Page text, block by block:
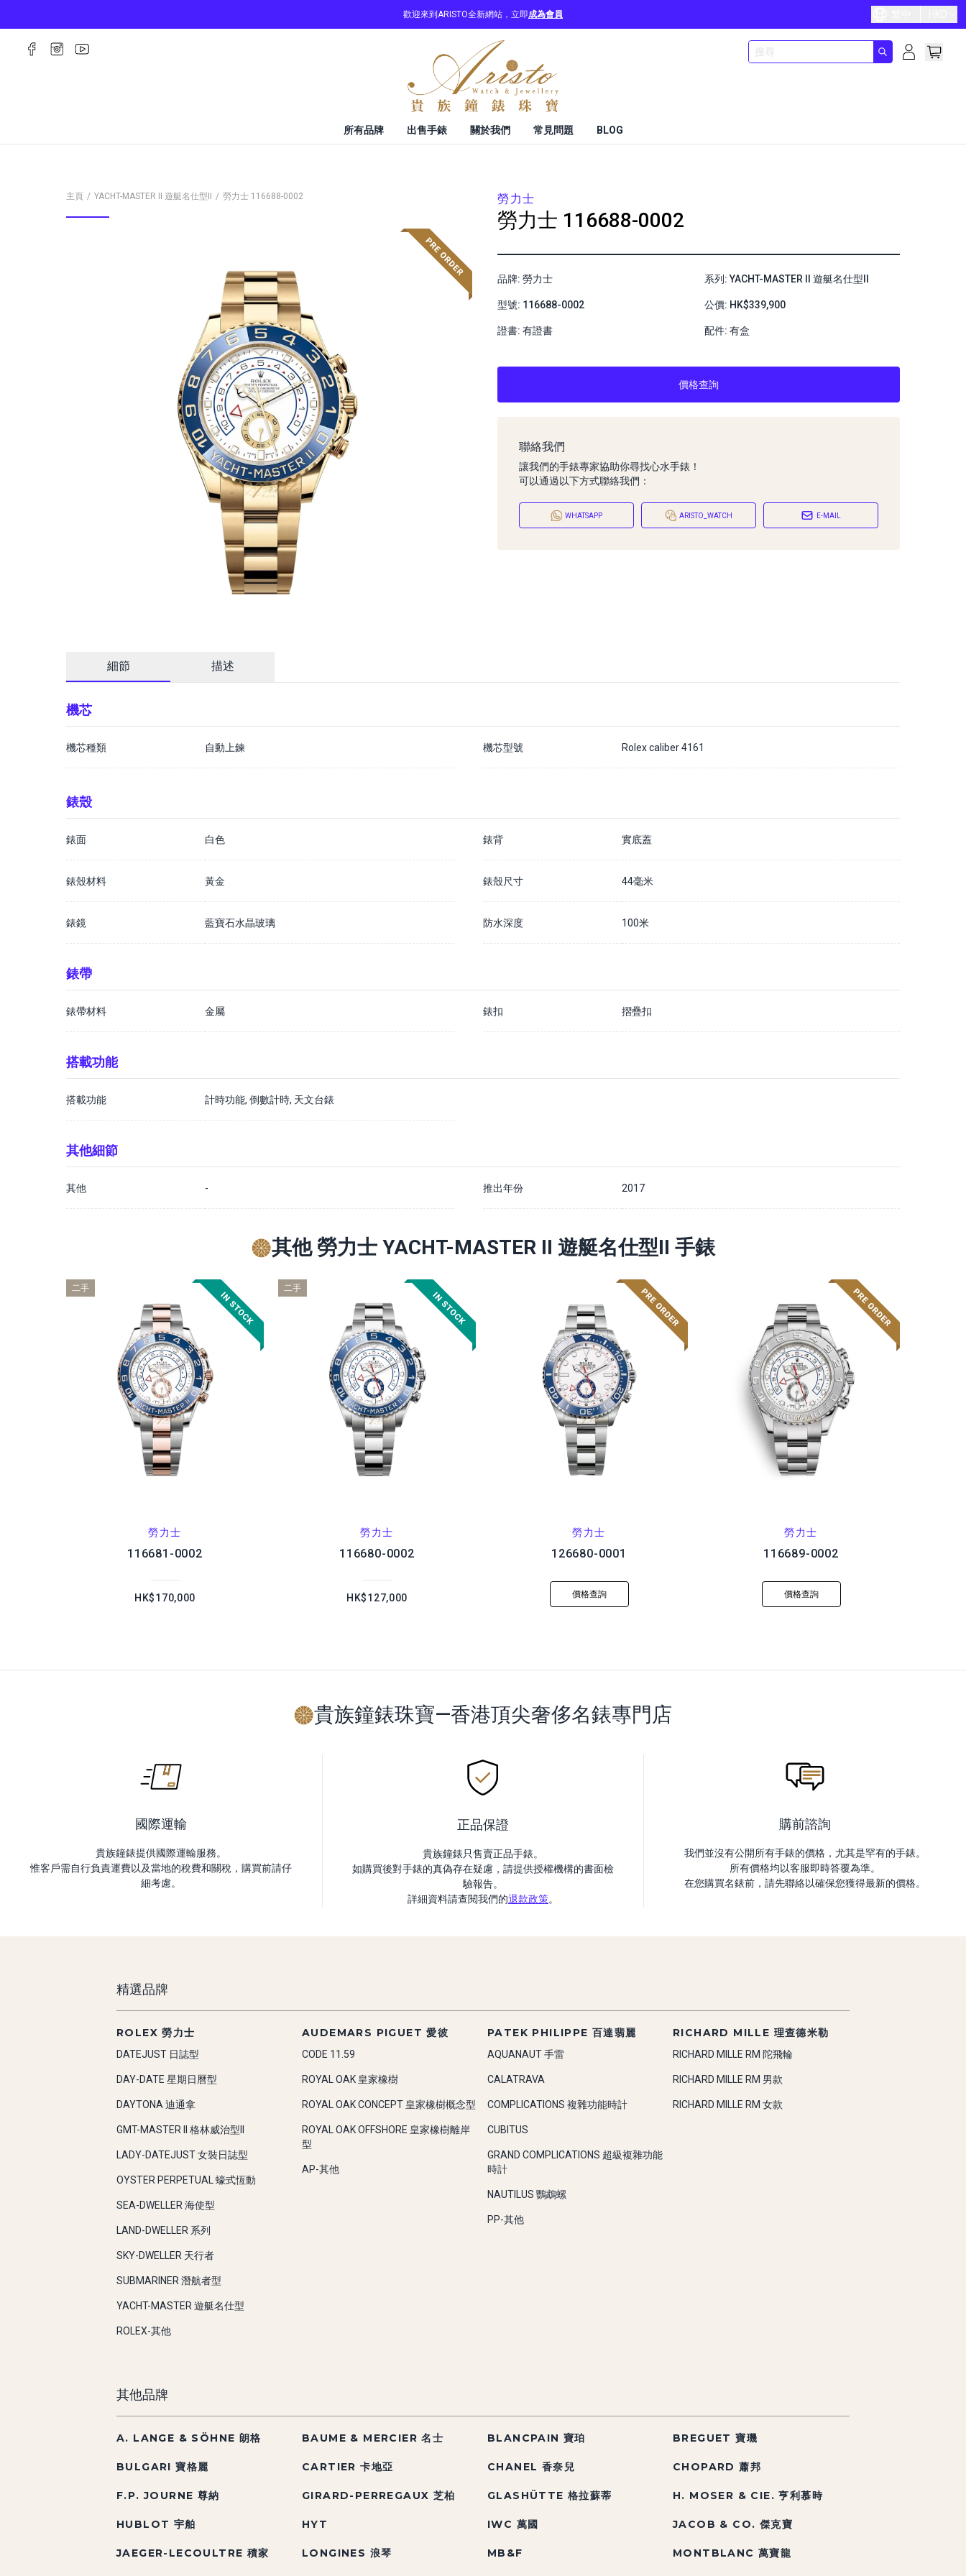
歡迎來到ARISTO全新網站，立即成為會員
所有品牌 出售手錶 關於我們 常見問題 BLOG
主頁 YACHT-MASTER II 遊艇名仕型II 勞力士 116688-0002 勞力士
勞力士 116688-0002
品牌: 勞力士 系列: YACHT-MASTER II 遊艇名仕型II
型號: 116688-0002 公價: HK$339,900
證書: 有證書 配件: 有盒
價格查詢
聯絡我們
讓我們的手錶專家協助你尋找心水手錶！
可以通過以下方式聯絡我們：
WHATSAPP ARISTO_WATCH E-MAIL
細節 描述
機芯
機芯種類 自動上鍊 機芯型號 Rolex caliber 4161
錶殼
錶面 白色 錶背 實底蓋
錶殼材料 黃金 錶殼尺寸 44毫米
錶鏡 藍寶石水晶玻璃 防水深度 100米
錶帶
錶帶材料 金屬 錶扣 摺疊扣
搭載功能
搭載功能 計時功能, 倒數計時, 天文台錶
其他細節
其他 - 推出年份 2017
其他 勞力士 YACHT-MASTER II 遊艇名仕型II 手錶
二手
勞力士
116681-0002
HK$170,000
二手
勞力士
116680-0002
HK$127,000
勞力士
126680-0001
價格查詢
勞力士
116689-0002
價格查詢
貴族鐘錶珠寶—香港頂尖奢侈名錶專門店
國際運輸
貴族鐘錶提供國際運輸服務。
惟客戶需自行負責運費以及當地的稅費和關稅，購買前請仔
細考慮。
正品保證
貴族鐘錶只售賣正品手錶。
如購買後對手錶的真偽存在疑慮，請提供授權機構的書面檢
驗報告。
詳細資料請查閱我們的退款政策。
購前諮詢
我們並沒有公開所有手錶的價格，尤其是罕有的手錶。
所有價格均以客服即時答覆為準。
在您購買名錶前，請先聯絡以確保您獲得最新的價格。
精選品牌
ROLEX 勞力士
DATEJUST 日誌型
DAY-DATE 星期日曆型
DAYTONA 迪通拿
GMT-MASTER II 格林威治型II
LADY-DATEJUST 女裝日誌型
OYSTER PERPETUAL 蠔式恆動
SEA-DWELLER 海使型
LAND-DWELLER 系列
SKY-DWELLER 天行者
SUBMARINER 潛航者型
YACHT-MASTER 遊艇名仕型
ROLEX-其他
AUDEMARS PIGUET 愛彼
CODE 11.59
ROYAL OAK 皇家橡樹
ROYAL OAK CONCEPT 皇家橡樹概念型
ROYAL OAK OFFSHORE 皇家橡樹離岸
型
AP-其他
PATEK PHILIPPE 百達翡麗
AQUANAUT 手雷
CALATRAVA
COMPLICATIONS 複雜功能時計
CUBITUS
GRAND COMPLICATIONS 超級複雜功能
時計
NAUTILUS 鸚鵡螺
PP-其他
RICHARD MILLE 理查德米勒
RICHARD MILLE RM 陀飛輪
RICHARD MILLE RM 男款
RICHARD MILLE RM 女款
其他品牌
A. LANGE & SÖHNE 朗格 BAUME & MERCIER 名士 BLANCPAIN 寶珀 BREGUET 寶璣
BULGARI 寶格麗 CARTIER 卡地亞 CHANEL 香奈兒 CHOPARD 蕭邦
F.P. JOURNE 尊納 GIRARD-PERREGAUX 芝柏 GLASHÜTTE 格拉蘇蒂 H. MOSER & CIE. 亨利慕時
HUBLOT 宇舶 HYT IWC 萬國 JACOB & CO. 傑克寶
JAEGER-LECOULTRE 積家 LONGINES 浪琴 MB&F MONTBLANC 萬寶龍